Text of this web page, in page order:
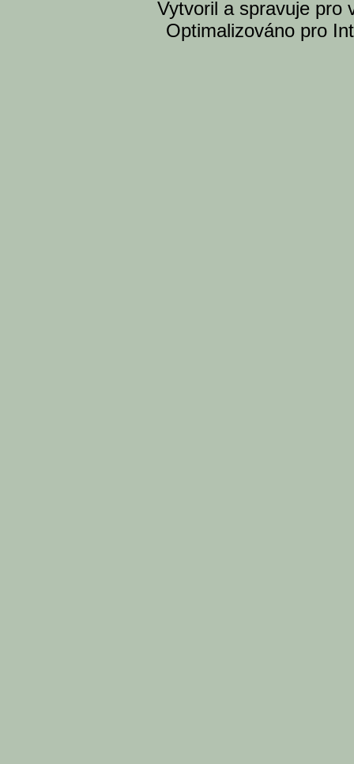
Vytvoril a spravuje pro
Optimalizováno pro